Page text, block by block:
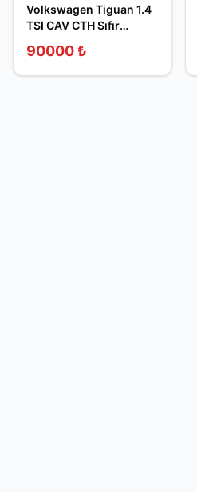
Volkswagen Tiguan 1.4
TSI CAV CTH Sıfır
90000 ₺